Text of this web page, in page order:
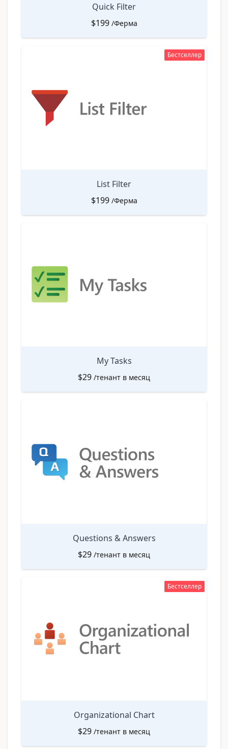
Quick Filter
$199 /Ферма
Бестселлер
List Filter
$199 /Ферма
My Tasks
$29 /тенант в месяц
Questions & Answers
$29 /тенант в месяц
Бестселлер
Organizational Chart
$29 /тенант в месяц